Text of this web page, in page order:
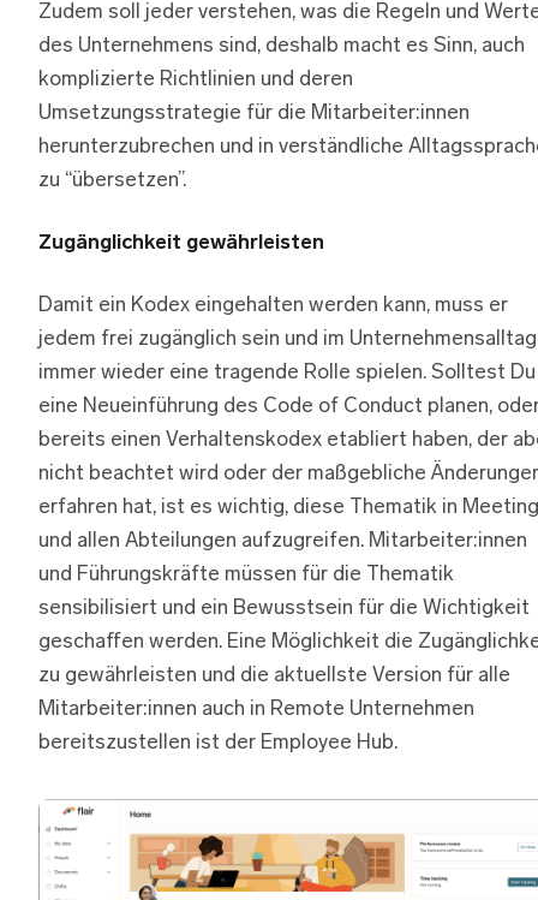
Zudem soll jeder verstehen, was die Regeln und
des Unternehmens sind, deshalb macht es Sinn, auch
komplizierte Richtlinien und deren
Umsetzungsstrategie für die Mitarbeiter:innen
herunterzubrechen und in verständliche
zu “übersetzen”.
Zugänglichkeit gewährleisten
Damit ein Kodex eingehalten werden kann, muss er
jedem frei zugänglich sein und im Unternehmensalltag
immer wieder eine tragende Rolle spielen. Solltest Du
eine Neueinführung des Code of Conduct planen,
bereits einen Verhaltenskodex etabliert haben, der
nicht beachtet wird oder der maßgebliche
erfahren hat, ist es wichtig, diese Thematik in
und allen Abteilungen aufzugreifen. Mitarbeiter:innen
und Führungskräfte müssen für die Thematik
sensibilisiert und ein Bewusstsein für die Wichtigkeit
geschaffen werden. Eine Möglichkeit die
zu gewährleisten und die aktuellste Version für alle
Mitarbeiter:innen auch in Remote Unternehmen
bereitszustellen ist der Employee Hub.